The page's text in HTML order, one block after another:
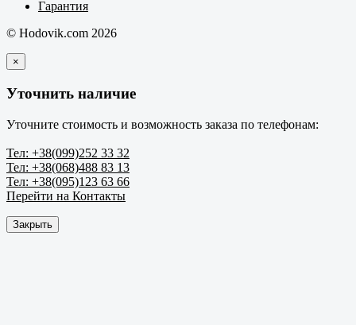
Гарантия
© Hodovik.com 2026
×
Уточнить наличие
Уточните стоимость и возможность заказа по телефонам:
Тел: +38(099)252 33 32
Тел: +38(068)488 83 13
Тел: +38(095)123 63 66
Перейти на Контакты
Закрыть